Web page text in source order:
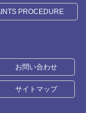
PROCEDURE
お問い合わせ
サイトマップ